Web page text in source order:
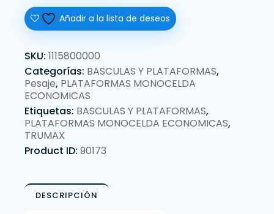
Añadir a la lista de deseos
SKU: 1115800000
Categorías: BASCULAS Y PLATAFORMAS,
Pesaje, PLATAFORMAS MONOCELDA
ECONOMICAS
Etiquetas: BASCULAS Y PLATAFORMAS,
PLATAFORMAS MONOCELDA ECONOMICAS,
TRUMAX
Product ID: 90173
DESCRIPCIÓN